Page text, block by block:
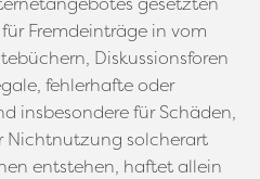
Fremdeinträge in vom
Diskussionsforen
fehlerhafte oder
insbesondere für Schäden,
Nichtnutzung solcherart
entstehen, haftet allein